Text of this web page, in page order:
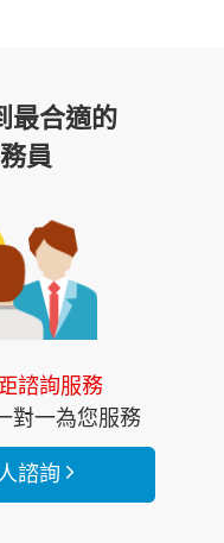
最合適的
員
諮詢服務
對一為您服務
諮詢